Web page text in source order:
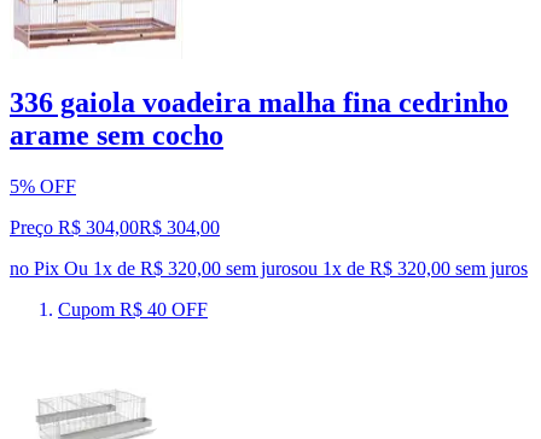
336 gaiola voadeira malha fina cedrinho
arame sem cocho
5% OFF
Preço R$ 304,00R$ 304,00
no Pix Ou 1x de R$ 320,00 sem jurosou 1x de R$ 320,00 sem juros
Cupom R$ 40 OFF